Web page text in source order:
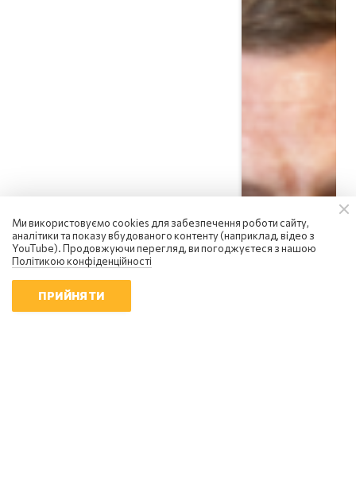
Сергій Фурса
росія посилює інформаційну
війну: чому українцям не варто
піддаватися паніці
Ми використовуємо cookies для забезпечення роботи сайту,
аналітики та показу вбудованого контенту (наприклад, відео з
YouTube). Продовжуючи перегляд, ви погоджуєтеся з нашою
Політикою конфіденційності
ПРИЙНЯТИ